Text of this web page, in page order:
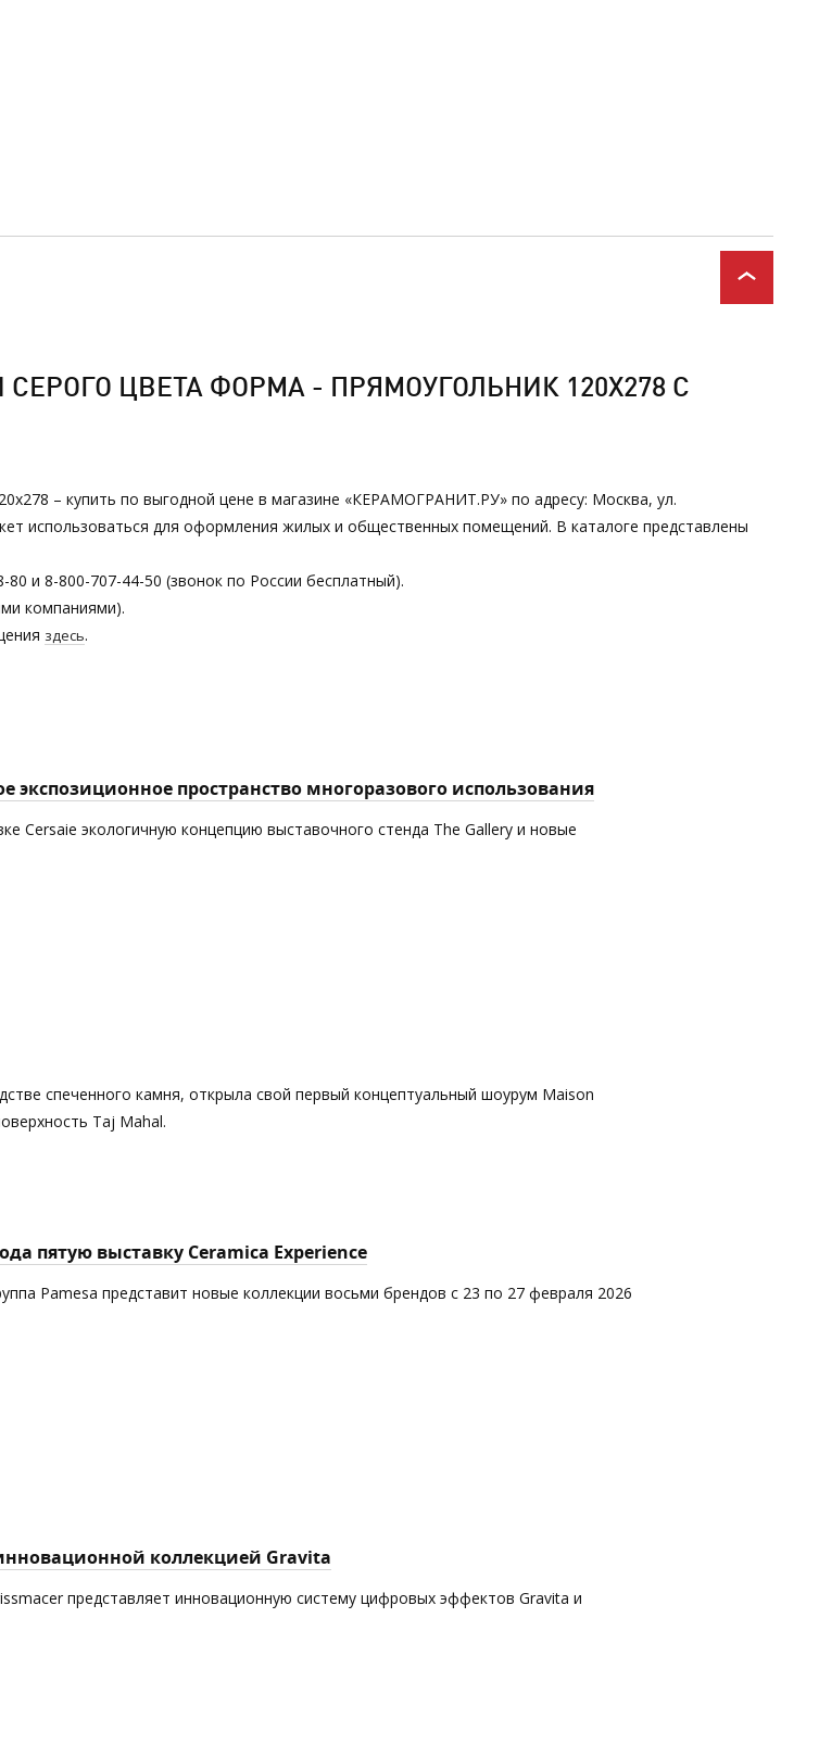
ЦВЕТА ФОРМА - ПРЯМОУГОЛЬНИК 120Х278 С
– купить по выгодной цене в магазине «КЕРАМОГРАНИТ.РУ» по адресу: Москва, ул.
использоваться для оформления жилых и общественных помещений. В каталоге представлены
и 8-800-707-44-50 (звонок по России бесплатный).
компаниями).
здесь.
экспозиционное пространство многоразового использования
Cersaie экологичную концепцию выставочного стенда The Gallery и новые
спеченного камня, открыла свой первый концептуальный шоурум Maison
Taj Mahal.
пятую выставку Ceramica Experience
Pamesa представит новые коллекции восьми брендов с 23 по 27 февраля 2026
коллекцией Gravita
представляет инновационную систему цифровых эффектов Gravita и